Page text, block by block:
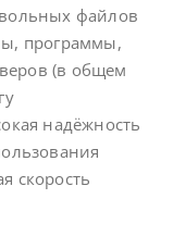
файлов
программы,
(в общем
надёжность
скорость